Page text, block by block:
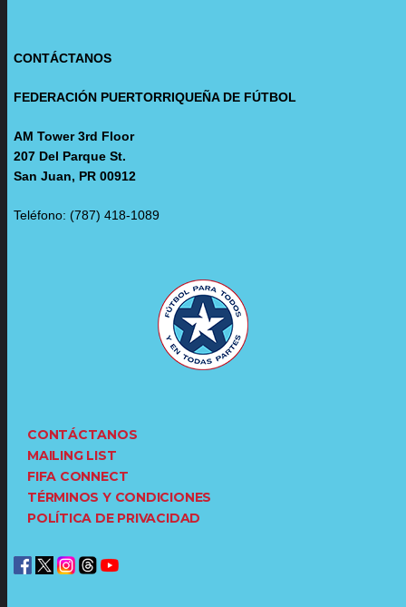
CONTÁCTANOS
FEDERACIÓN PUERTORRIQUEÑA DE FÚTBOL
AM Tower 3rd Floor
207 Del Parque St.
San Juan, PR 00912
Teléfono: (787) 418-1089
CONTÁCTANOS
MAILING LIST
FIFA CONNECT
TÉRMINOS Y CONDICIONES
POLÍTICA DE PRIVACIDAD